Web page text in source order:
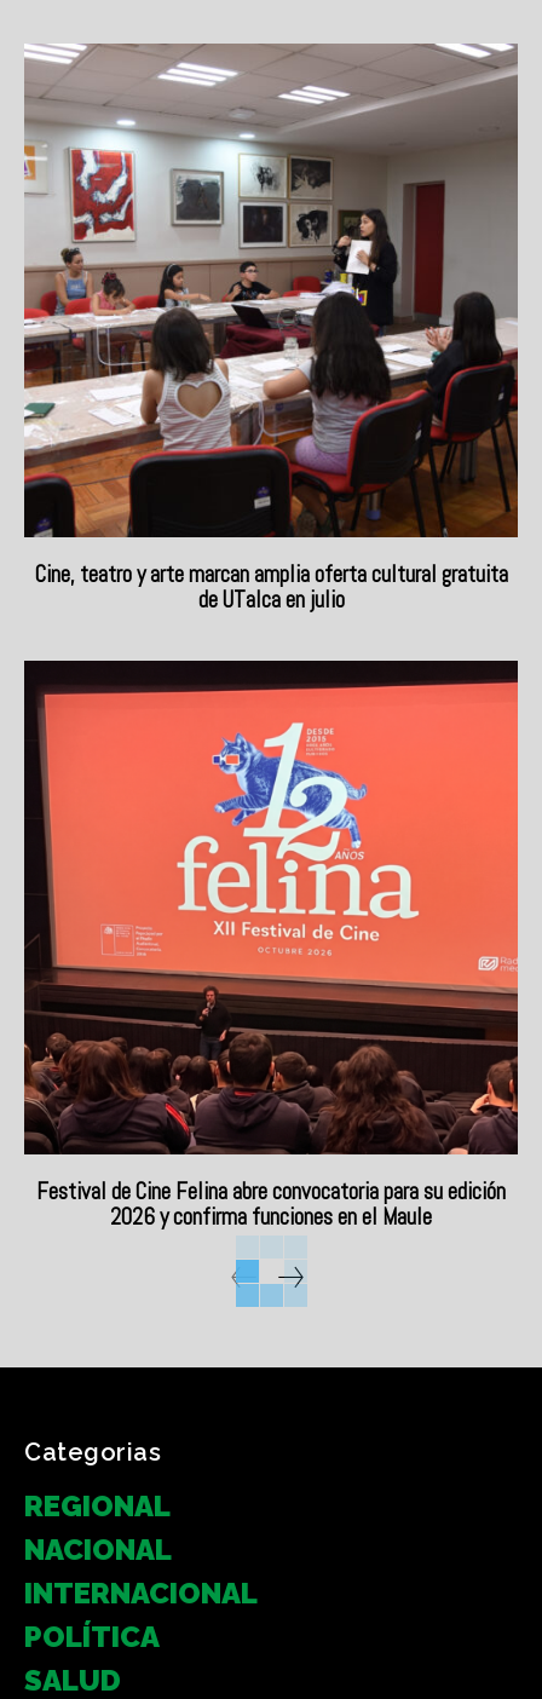
Cine, teatro y arte marcan amplia oferta cultural gratuita
de UTalca en julio
Festival de Cine Felina abre convocatoria para su edición
2026 y confirma funciones en el Maule
Categorias
REGIONAL
NACIONAL
INTERNACIONAL
POLÍTICA
SALUD